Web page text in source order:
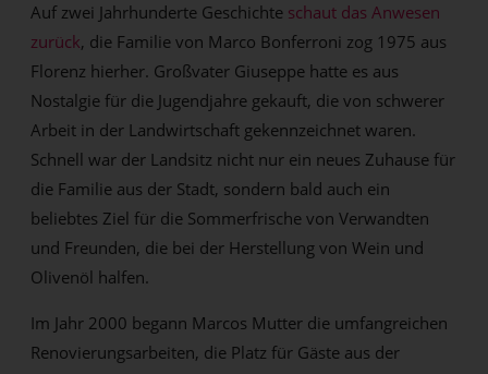
Auf zwei Jahrhunderte Geschichte schaut das Anwesen
zurück, die Familie von Marco Bonferroni zog 1975 aus
Florenz hierher. Großvater Giuseppe hatte es aus
Nostalgie für die Jugendjahre gekauft, die von schwerer
Arbeit in der Landwirtschaft gekennzeichnet waren.
Schnell war der Landsitz nicht nur ein neues Zuhause für
die Familie aus der Stadt, sondern bald auch ein
beliebtes Ziel für die Sommerfrische von Verwandten
und Freunden, die bei der Herstellung von Wein und
Olivenöl halfen.
Im Jahr 2000 begann Marcos Mutter die umfangreichen
Renovierungsarbeiten, die Platz für Gäste aus der